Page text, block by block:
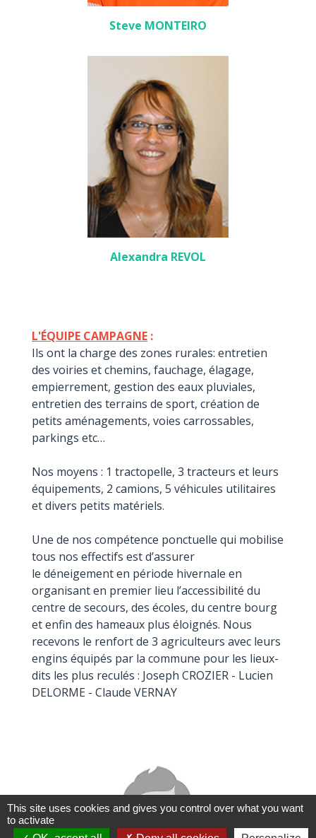
Steve MONTEIRO
Alexandra REVOL
L'ÉQUIPE CAMPAGNE :
Ils ont la charge des zones rurales: entretien
des voiries et chemins, fauchage, élagage,
empierrement, gestion des eaux pluviales,
entretien des terrains de sport, création de
petits aménagements, voies carrossables,
parkings etc…
Nos moyens : 1 tractopelle, 3 tracteurs et leurs
équipements, 2 camions, 5 véhicules utilitaires
et divers petits matériels.
Une de nos compétence ponctuelle qui mobilise
tous nos effectifs est d’assurer
le déneigement en période hivernale en
organisant en premier lieu l’accessibilité du
centre de secours, des écoles, du centre bourg
et enfin des hameaux plus éloignés. Nous
recevons le renfort de 3 agriculteurs avec leurs
engins équipés par la commune pour les lieux-
dits les plus reculés : Joseph CROZIER - Lucien
DELORME - Claude VERNAY
This site uses cookies and gives you control over what you want
to activate